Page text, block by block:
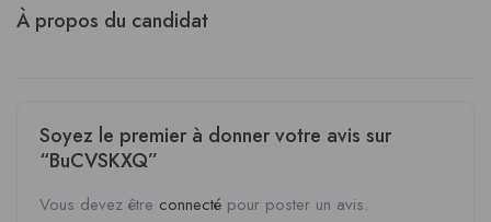
À propos du candidat
Soyez le premier à donner votre avis sur
“BuCVSKXQ”
Vous devez être connecté pour poster un avis.